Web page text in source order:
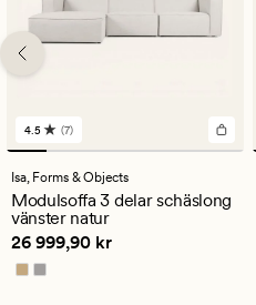
7
omdömen
med
ett
genomsnittligt
betyg
på
4.5
4.5 (7)
Isa, Forms & Objects
Modulsoffa 3 delar schäslong
vänster natur
Pris 26 999,90 kr
26 999,90 kr